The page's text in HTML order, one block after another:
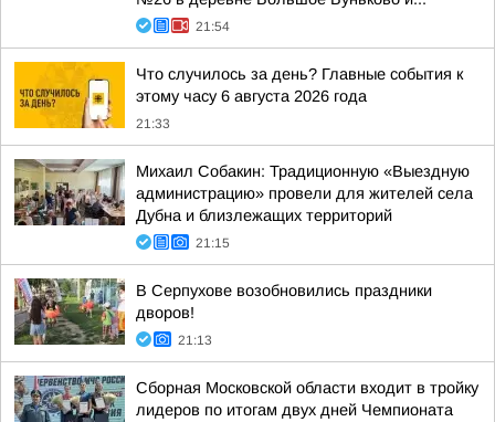
21:54
Что случилось за день? Главные события к
этому часу 6 августа 2026 года
21:33
Михаил Собакин: Традиционную «Выездную
администрацию» провели для жителей села
Дубна и близлежащих территорий
21:15
В Серпухове возобновились праздники
дворов!
21:13
Сборная Московской области входит в тройку
лидеров по итогам двух дней Чемпионата